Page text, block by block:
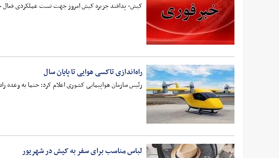
کیش- پدافند جزیره کیش امروز جهت تست عملکردی
راه‌اندازی تاکسی هوایی تا پایان سال
رئیس سازمان هواپیمایی کشوری اعلام کرد: حتما به وعده
لباس مناسب برای سفر به کیش در شهریور